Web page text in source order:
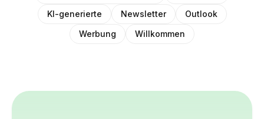
KI-generierte
Newsletter
Outlook
Werbung
Willkommen